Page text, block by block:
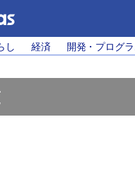
し 経済 開発・プログ